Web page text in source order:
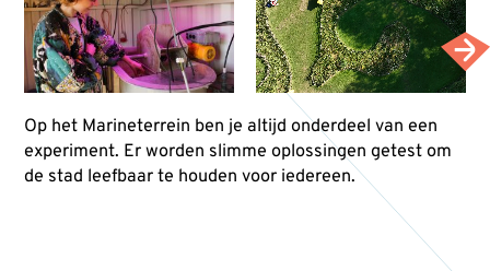
Op het Marineterrein ben je altijd onderdeel van een
experiment. Er worden slimme oplossingen getest om
de stad leefbaar te houden voor iedereen.